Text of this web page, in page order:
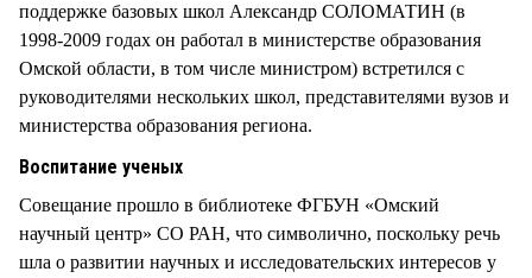
поддержке базовых школ Александр СОЛОМАТИН (в
1998-2009 годах он работал в министерстве образования
Омской области, в том числе министром) встретился с
руководителями нескольких школ, представителями вузов и
министерства образования региона.
Воспитание ученых
Совещание прошло в библиотеке ФГБУН «Омский
научный центр» СО РАН, что символично, поскольку речь
шла о развитии научных и исследовательских интересов у